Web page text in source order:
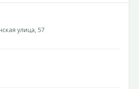
улица, 57